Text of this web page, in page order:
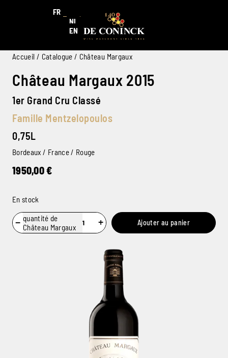
FR
NL
EN
Accueil / Catalogue / Château Margaux
Château Margaux 2015
1er Grand Cru Classé
Famille Mentzelopoulos
0,75L
Bordeaux / France / Rouge
1950,00€
En stock
− quantité de
Château Margaux
+ Ajouter au panier